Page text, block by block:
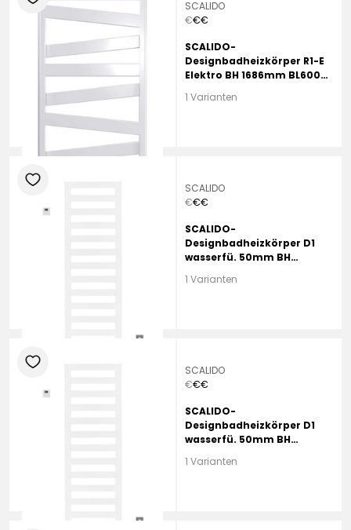
SCALIDO
€€€
SCALIDO-
Designbadheizkörper R1-E
Elektro BH 1686mm BL600
1 Varianten
heart
SCALIDO
€€€
SCALIDO-
Designbadheizkörper D1
wasserfü. 50mm BH
matt
1 Varianten
heart
SCALIDO
€€€
SCALIDO-
Designbadheizkörper D1
wasserfü. 50mm BH
matt
1 Varianten